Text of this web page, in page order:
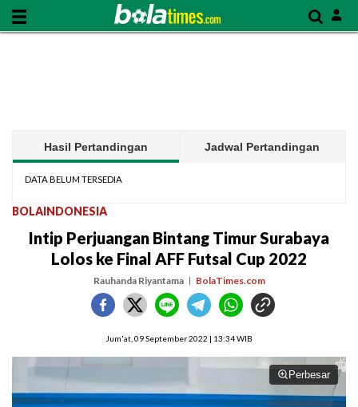
Hasil Pertandingan Jadwal Pertandingan
DATA BELUM TERSEDIA
BOLAINDONESIA
Intip Perjuangan Bintang Timur Surabaya
Lolos ke Final AFF Futsal Cup 2022
Rauhanda Riyantama BolaTimes.com
Jum'at, 09 September 2022 | 13:34 WIB
Perbesar